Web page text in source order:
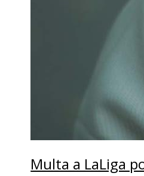
Multa a LaLiga